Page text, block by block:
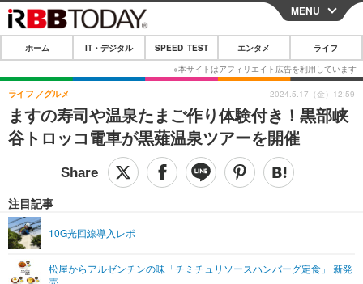
CLOSE
ホーム
IT・デジタル
IT・デジタルTOP スマートフォン
ガジェット・ツール
ショッピング その他
SPEED TEST
エンタメTOP 映画・ドラマ
ライフTOP
リリース一覧
プッシュ通知の停止方法
MENU
ホーム IT・デジタル SPEED TEST エンタメ ライフ
ますの寿司や温泉たまご作り体験付き！黒部峡
谷トロッコ電車が黒薙温泉ツアーを開催
ライフ グルメ
注目記事
10G光回線導入レポ
松屋からアルゼンチンの味「チミチュリソースハンバーグ定食」 新発
売
2024.5.17（金）12:59